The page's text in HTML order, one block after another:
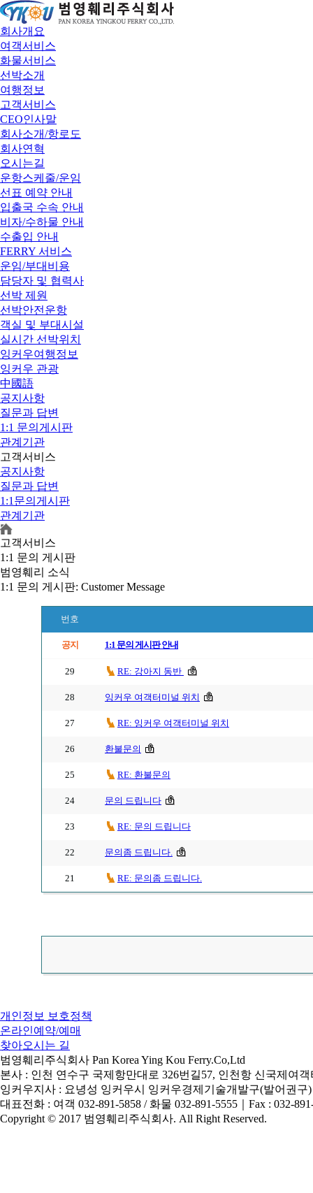
회사개요
여객서비스
화물서비스
선박소개
여행정보
고객서비스
CEO인사말
회사소개/항로도
회사연혁
오시는길
운항스케줄/운임
선표 예약 안내
입출국 수속 안내
비자/수하물 안내
수출입 안내
FERRY 서비스
운임/부대비용
담당자 및 협력사
선박 제원
선박안전운항
객실 및 부대시설
실시간 선박위치
잉커우여행정보
잉커우 관광
中國語
공지사항
질문과 답변
1:1 문의게시판
관계기관
고객서비스
공지사항
질문과 답변
1:1문의게시판
관계기관
고객서비스
1:1 문의 게시판
범영훼리 소식
1:1 문의 게시판: Customer Message
번호
공지 1:1 문의 게시판 안내
29 RE: 강아지 동반
28 잉커우 여객터미널 위치
27 RE: 잉커우 여객터미널 위치
26 환불문의
25 RE: 환불문의
24 문의 드립니다
23 RE: 문의 드립니다
22 문의좀 드립니다.
21 RE: 문의좀 드립니다.
개인정보 보호정책
온라인예약/예매
찾아오시는 길
범영훼리주식회사 Pan Korea Ying Kou Ferry.Co,Ltd
본사 : 인천 연수구 국제항만대로 326번길57, 인천항 신국제여
잉커우지사 : 요녕성 잉커우시 잉커우경제기술개발구(발어권
대표전화 : 여객 032-891-5858 / 화물 032-891-5555
Fax : 032-
Copyright © 2017 범영훼리주식회사. All Right Reserved.